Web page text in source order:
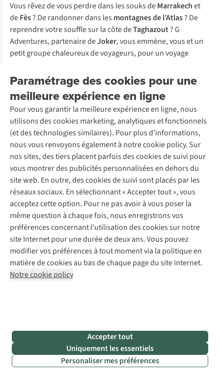
Vous rêvez de vous perdre dans les souks deMarrakechet
deFès? De randonner dans les montagnes de l’Atlas? De
reprendre votre souffle sur la côte deTaghazout? G
Adventures, partenaire deJoker, vous emmène, vous et un
petit groupe chaleureux de voyageurs, pour un voyage
En savoir plus sur ce circuit
Nos voyages en groupe préférés
© louis hansel - © paul macallan - © sergey pesterev
Voyages pour les solitaires de plus de
40 ans
Vous êtes célibataire ou vous avez un partenaire qui n’aime
formules de vacances en groupe.
CPOURNOUS, vous pouvez trouver des
voyages organisés pour les personnes seules, et notamment
Paramétrage des cookies pour une
meilleure expérience en ligne
Pour vous garantir la meilleure expérience en ligne, nous
utilisons des cookies marketing, analytiques et fonctionnels
(et des technologies similaires). Pour plus d'informations,
nous vous renvoyons également à notre cookie policy. Sur
nos sites, des tiers placent parfois des cookies de suivi pour
vous montrer des publicités personnalisées en dehors du
site web. En outre, des cookies de suivi sont placés par les
réseaux sociaux. En sélectionnant « Accepter tout », vous
acceptez cette option. Pour ne pas avoir à vous poser la
même question à chaque fois, nous enregistrons vos
préférences concernant l’utilisation des cookies sur notre
site Internet pour une durée de deux ans. Vous pouvez
modifier vos préférences à tout moment via la politique en
matière de cookies au bas de chaque page du site Internet.
Notre cookie policy
Accepter tout
Uniquement les essentiels
Personaliser mes préférences